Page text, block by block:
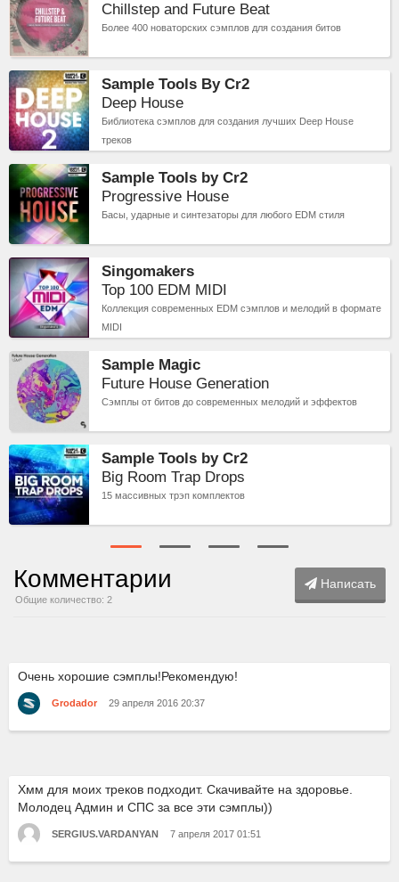
Chillstep and Future Beat
Более 400 новаторских сэмплов для создания битов
Sample Tools By Cr2
Deep House
Библиотека сэмплов для создания лучших Deep House
треков
Sample Tools by Cr2
Progressive House
Басы, ударные и синтезаторы для любого EDM стиля
Singomakers
Top 100 EDM MIDI
Коллекция современных EDM сэмплов и мелодий в формате
MIDI
Sample Magic
Future House Generation
Сэмплы от битов до современных мелодий и эффектов
Sample Tools by Cr2
Big Room Trap Drops
15 массивных трэп комплектов
Комментарии
Общие количество: 2
Написать
Очень хорошие сэмплы!Рекомендую!
Grodador 29 апреля 2016 20:37
Хмм для моих треков подходит. Скачивайте на здоровье.
Молодец Админ и СПС за все эти сэмплы))
SERGIUS.VARDANYAN 7 апреля 2017 01:51